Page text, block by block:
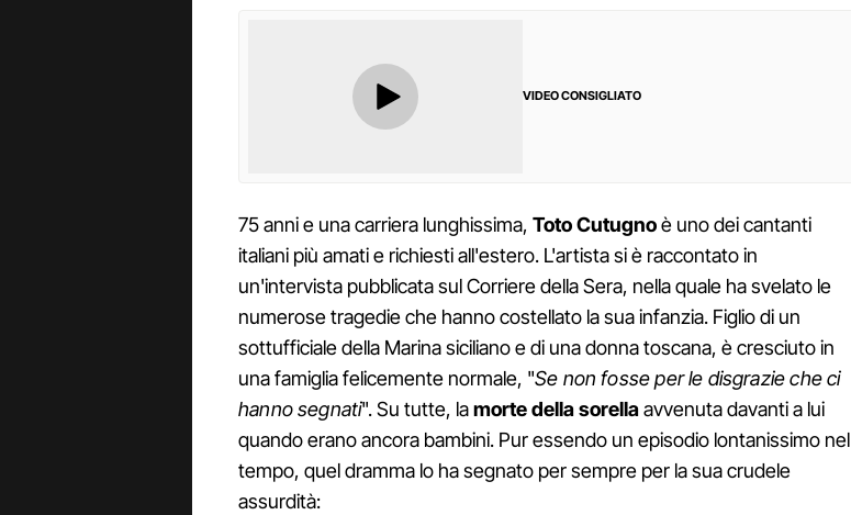
VIDEO CONSIGLIATO
75 anni e una carriera lunghissima, Toto Cutugnoè uno dei cantanti
italiani più amati e richiesti all'estero. L'artista si è raccontato in
un'intervista pubblicata sul Corriere della Sera, nella quale ha svelato le
numerose tragedie che hanno costellato la sua infanzia. Figlio di un
sottufficiale della Marina siciliano e di una donna toscana, è cresciuto in
una famiglia felicemente normale, "Se non fosse per le disgrazie che ci
hanno segnati". Su tutte, lamorte della sorellaavvenuta davanti a lui
quando erano ancora bambini. Pur essendo un episodio lontanissimo nel
tempo, quel dramma lo ha segnato per sempre per la sua crudele
assurdità: